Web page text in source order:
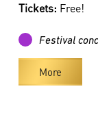
Tickets: Free!
Festival
More